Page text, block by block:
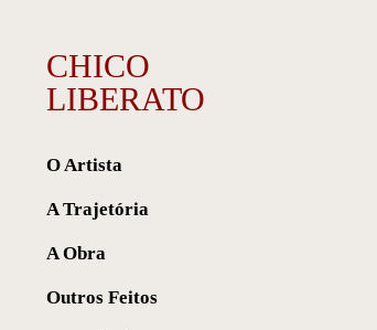
CHICO
LIBERATO
O Artista
A Trajetória
A Obra
Outros Feitos